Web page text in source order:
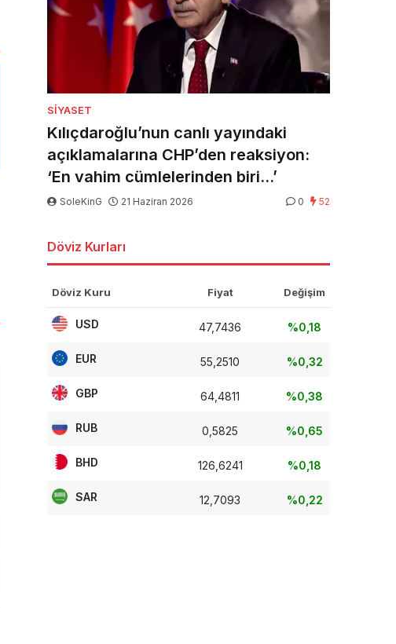
SIYASET
Kılıçdaroğlu’nun canlı yayındaki
açıklamalarına CHP’den reaksiyon:
‘En vahim cümlelerinden biri…’
SoleKinG 21 Haziran 2026 0 52
Döviz Kurları
Döviz Kuru Fiyat Değişim
USD 47,7436 %0,18
EUR 55,2510 %0,32
GBP 64,4811 %0,38
RUB 0,5825 %0,65
BHD 126,6241 %0,18
SAR 12,7093 %0,22